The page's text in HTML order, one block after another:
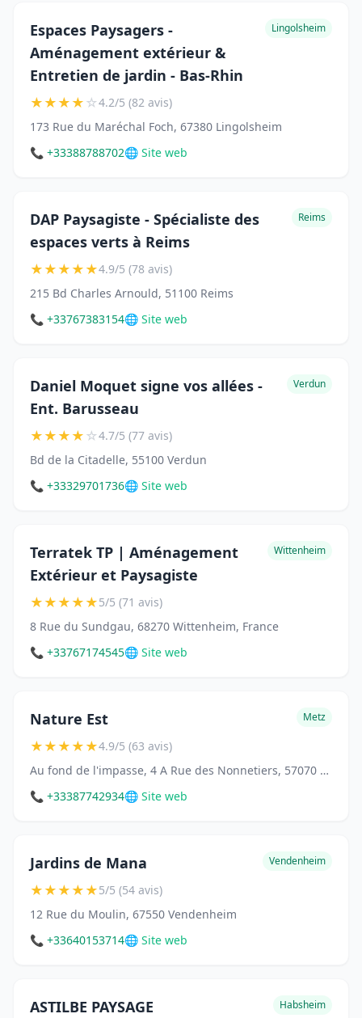
Espaces Paysagers -
Aménagement extérieur &
Entretien de jardin - Bas-Rhin
Lingolsheim
★★★★☆4.2/5 (82 avis)
173 Rue du Maréchal Foch, 67380 Lingolsheim
📞 +33388788702🌐 Site web
DAP Paysagiste - Spécialiste des
espaces verts à Reims
Reims
★★★★★4.9/5 (78 avis)
215 Bd Charles Arnould, 51100 Reims
📞 +33767383154🌐 Site web
Daniel Moquet signe vos allées -
Ent. Barusseau
Verdun
★★★★☆4.7/5 (77 avis)
Bd de la Citadelle, 55100 Verdun
📞 +33329701736🌐 Site web
Terratek TP | Aménagement
Extérieur et Paysagiste
Wittenheim
★★★★★5/5 (71 avis)
8 Rue du Sundgau, 68270 Wittenheim, France
📞 +33767174545🌐 Site web
Nature Est Metz
★★★★★4.9/5 (63 avis)
Au fond de l'impasse, 4 A Rue des Nonnetiers, 57070 Metz
📞 +33387742934🌐 Site web
Jardins de Mana Vendenheim
★★★★★5/5 (54 avis)
12 Rue du Moulin, 67550 Vendenheim
📞 +33640153714🌐 Site web
ASTILBE PAYSAGE Habsheim